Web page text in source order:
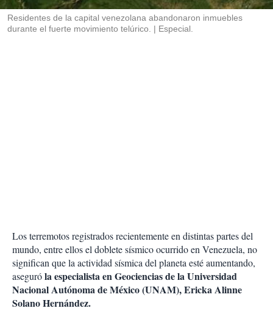
Residentes de la capital venezolana abandonaron inmuebles
durante el fuerte movimiento telúrico.
Especial.
Los terremotos registrados recientemente en distintas partes del
mundo, entre ellos el doblete sísmico ocurrido en Venezuela, no
significan que la actividad sísmica del planeta esté aumentando,
aseguróla especialista en Geociencias de la Universidad
Nacional Autónoma de México (UNAM), Ericka Alinne
Solano Hernández.